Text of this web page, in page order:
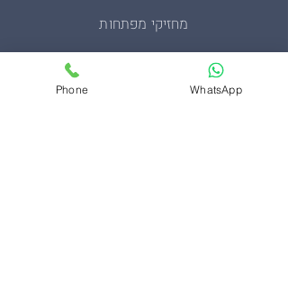
מחזיקי מפתחות
Phone WhatsApp